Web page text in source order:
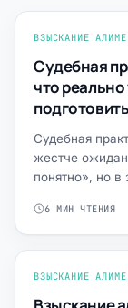
ВЗЫСКАНИЕ
Судебная
что
Судебная
жестче
понятно», но в
6 МИН ЧТЕНИЯ
ВЗЫСКАНИЕ